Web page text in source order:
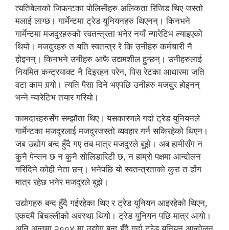
त्यतिबेलाको जिफन्टका पोलिसीहरु अलिकता रिजिड थिए जस्तो
मलाई लाग्छ। गार्मेन्टमा ट्रेड युनियनहरु थिएनन्। किनभने
गार्मेन्टमा मजदुरहरुको स्वतन्त्रता भनेर नयाँ न्यारेटिभ ल्याइएको
थियो। मजदुरहरु त यति स्वतन्त्र रे कि उनीहरु कर्मचारी नै
होइनन्। किनभने उनीहरु आफै उद्यमशील हुन्छन्। उनीहरुलाई
नियमित कन्ट्रयाक्ट नै दिइरहन परेन, पिस रेटका आधारमा जति
वटा काम गर्‍यो। त्यति पैसा दिने भएपछि उनीहरु मजदुर होइनन्
भन्ने न्यारेटिभ तयार गरियो।
कामदारहरुसँग सम्झौता थिए। यसकारणले गर्दा ट्रेड युनियनले
गार्मेन्टका मजदुरलाई मजदुरजस्तो व्यवहार गर्न सकिरहेको थिएन।
जब उद्योग बन्द हुँदै गए तब मात्र मजदुरले बुझे। अब हामीसँग न
कुनै पेन्सन छ न कुनै सोलिडारिटी छ, न हाम्रो पक्षमा आन्दोलन
गरिदिने कोही नेता छन्। भनेपछि यो स्वतन्त्रताको कुरा त ढोंग
मात्र रहेछ भनेर मजदुरले बुझे।
उद्योगहरु बन्द हुँदै गईरहेका थिए र ट्रेड युनियन आइरहेको थिएन,
एकदमै बिचल्लीको अवस्था थियो। ट्रेड युनियन पछि मात्र आयो।